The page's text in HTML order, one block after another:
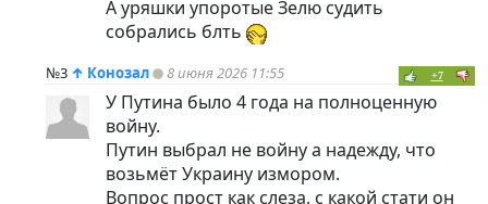
А уряшки упоротые Зелю судить
собрались блть
№3 ↑ Конозал 8 июня 2026 11:55 +7
У Путина было 4 года на полноценную
войну.
Путин выбрал не войну а надежду, что
возьмёт Украину измором.
Вопрос прост как слеза, с какой стати он